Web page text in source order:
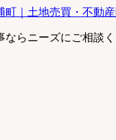
らニーズにご相談く